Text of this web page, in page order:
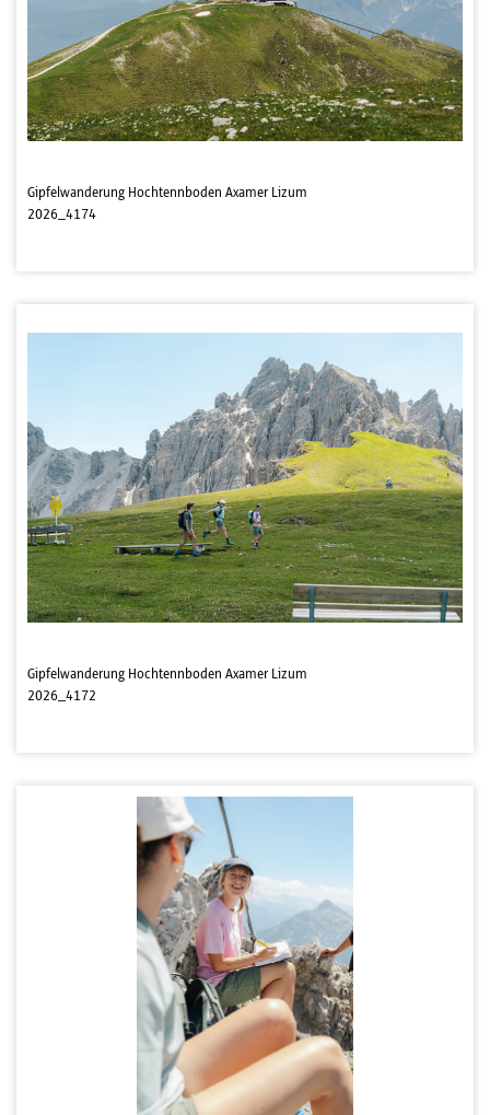
Gipfelwanderung Hochtennboden Axamer Lizum
2026_4174
Gipfelwanderung Hochtennboden Axamer Lizum
2026_4172